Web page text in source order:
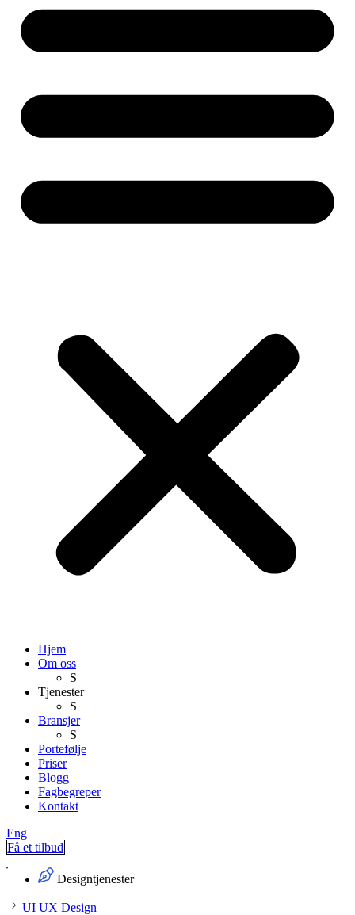
Hjem
Om oss
S
Tjenester
S
Bransjer
S
Portefølje
Priser
Blogg
Fagbegreper
Kontakt
Eng
Få et tilbud
Designtjenester
UI UX Design